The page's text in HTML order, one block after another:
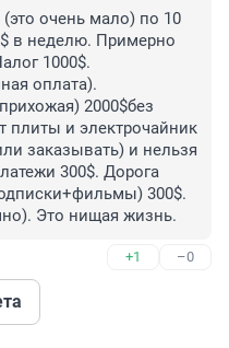
очень мало) по 10
в неделю. Примерно
1000$.
оплата).
2000$без
плиты и электрочайник
заказывать) и нельзя
300$. Дорога
300$.
Это нищая жизнь.
+1 –0